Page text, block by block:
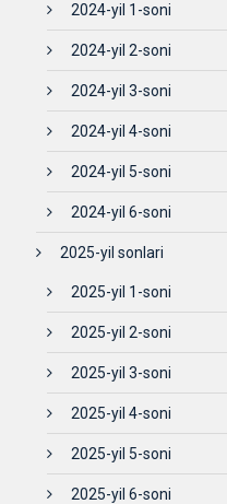
2024-yil 1-soni
2024-yil 2-soni
2024-yil 3-soni
2024-yil 4-soni
2024-yil 5-soni
2024-yil 6-soni
2025-yil sonlari
2025-yil 1-soni
2025-yil 2-soni
2025-yil 3-soni
2025-yil 4-soni
2025-yil 5-soni
2025-yil 6-soni